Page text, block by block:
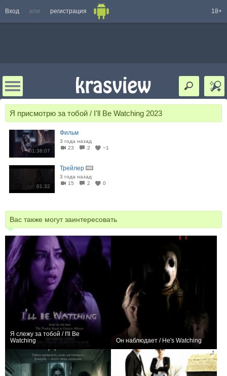
Вход или регистрация 18+
Я присмотрю за тобой / I'll Be Watching 2023
01:38:07
Фильм
3 года назад
23
2 −1
01:32
Трейлер
3 года назад
15
2 0
Вас также могут заинтересовать
Я слежу за тобой / I'll Be
Watching
Он наблюдает / He's Watching